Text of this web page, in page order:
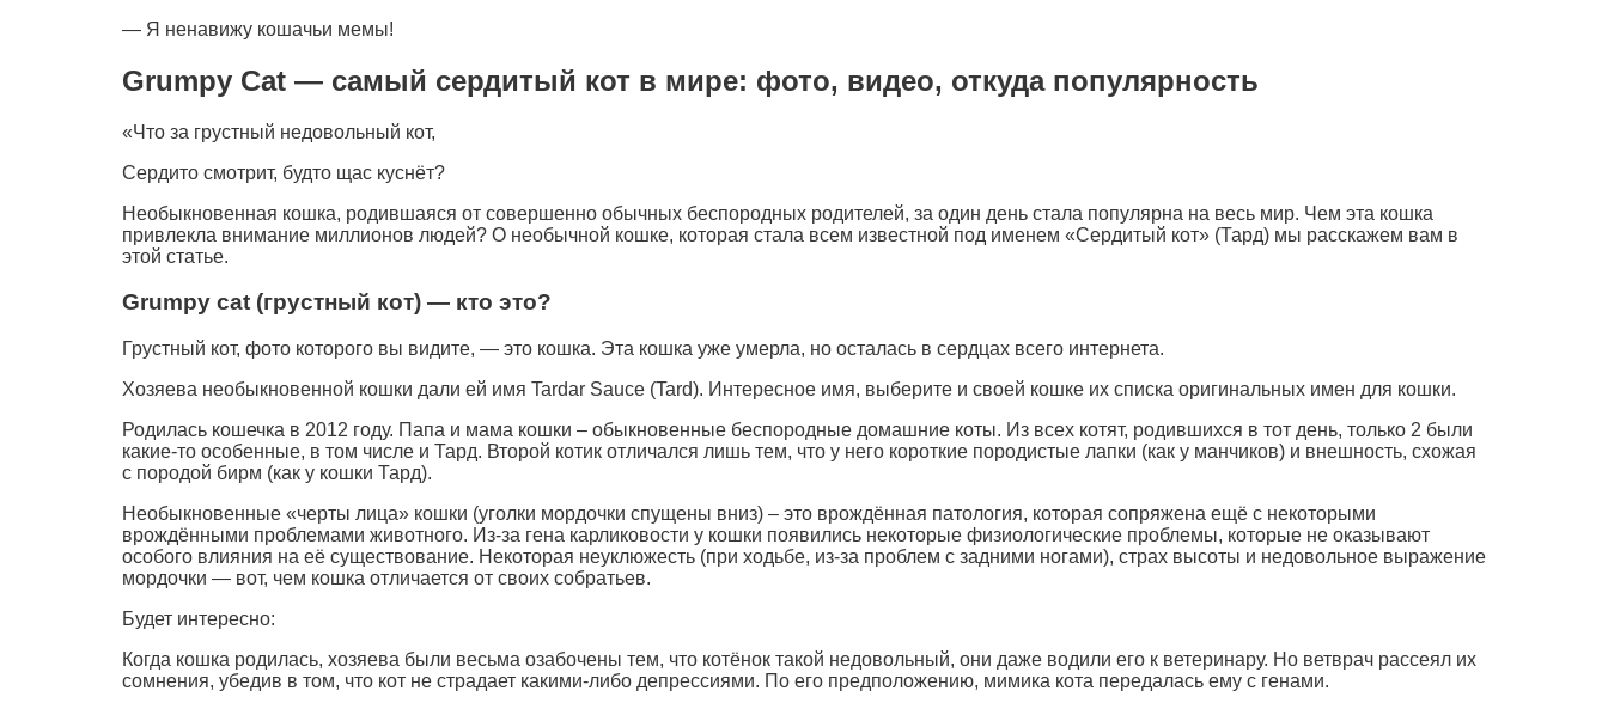
— Я ненавижу кошачьи мемы!
Grumpy Cat — самый сердитый кот в мире: фото, видео, откуда популярность
«Что за грустный недовольный кот,
Сердито смотрит, будто щас куснёт?
Необыкновенная кошка, родившаяся от совершенно обычных беспородных родителей, за один день стала популярна на весь мир. Чем эта кошка
привлекла внимание миллионов людей? О необычной кошке, которая стала всем известной под именем «Сердитый кот» (Тард) мы расскажем вам в
этой статье.
Grumpy cat (грустный кот) — кто это?
Грустный кот, фото которого вы видите, — это кошка. Эта кошка уже умерла, но осталась в сердцах всего интернета.
Хозяева необыкновенной кошки дали ей имя Tardar Sauce (Tard). Интересное имя, выберите и своей кошке их списка оригинальных имен для кошки.
Родилась кошечка в 2012 году. Папа и мама кошки – обыкновенные беспородные домашние коты. Из всех котят, родившихся в тот день, только 2 были
какие-то особенные, в том числе и Тард. Второй котик отличался лишь тем, что у него короткие породистые лапки (как у манчиков) и внешность, схожая
с породой бирм (как у кошки Тард).
Необыкновенные «черты лица» кошки (уголки мордочки спущены вниз) – это врождённая патология, которая сопряжена ещё с некоторыми
врождёнными проблемами животного. Из-за гена карликовости у кошки появились некоторые физиологические проблемы, которые не оказывают
особого влияния на её существование. Некоторая неуклюжесть (при ходьбе, из-за проблем с задними ногами), страх высоты и недовольное выражение
мордочки — вот, чем кошка отличается от своих собратьев.
Будет интересно:
Когда кошка родилась, хозяева были весьма озабочены тем, что котёнок такой недовольный, они даже водили его к ветеринару. Но ветврач рассеял их
сомнения, убедив в том, что кот не страдает какими-либо депрессиями. По его предположению, мимика кота передалась ему с генами.